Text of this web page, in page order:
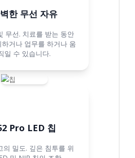
한 무선 자유
무선. 치료를 받는 동안
하거나 업무를 하거나 움
일 수 있습니다.
Pro LED 칩
의 밀도. 깊은 침투를 위